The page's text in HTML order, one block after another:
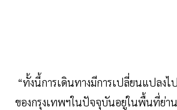
“ทั้งนี้การเดินทางมีการเปลี่ยนแปลงไ
ของกรุงเทพฯในปัจจุบันอยู่ในพื้นที่ย่า